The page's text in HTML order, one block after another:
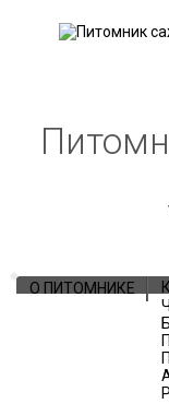
Skip to content
О ПИТОМНИКЕ